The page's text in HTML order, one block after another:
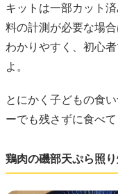
キットは一部カット
料の計測が必要な場
わかりやすく、初心
よ。
とにかく子どもの食
ーでも残さずに食べ
鶏肉の磯部天ぷら照